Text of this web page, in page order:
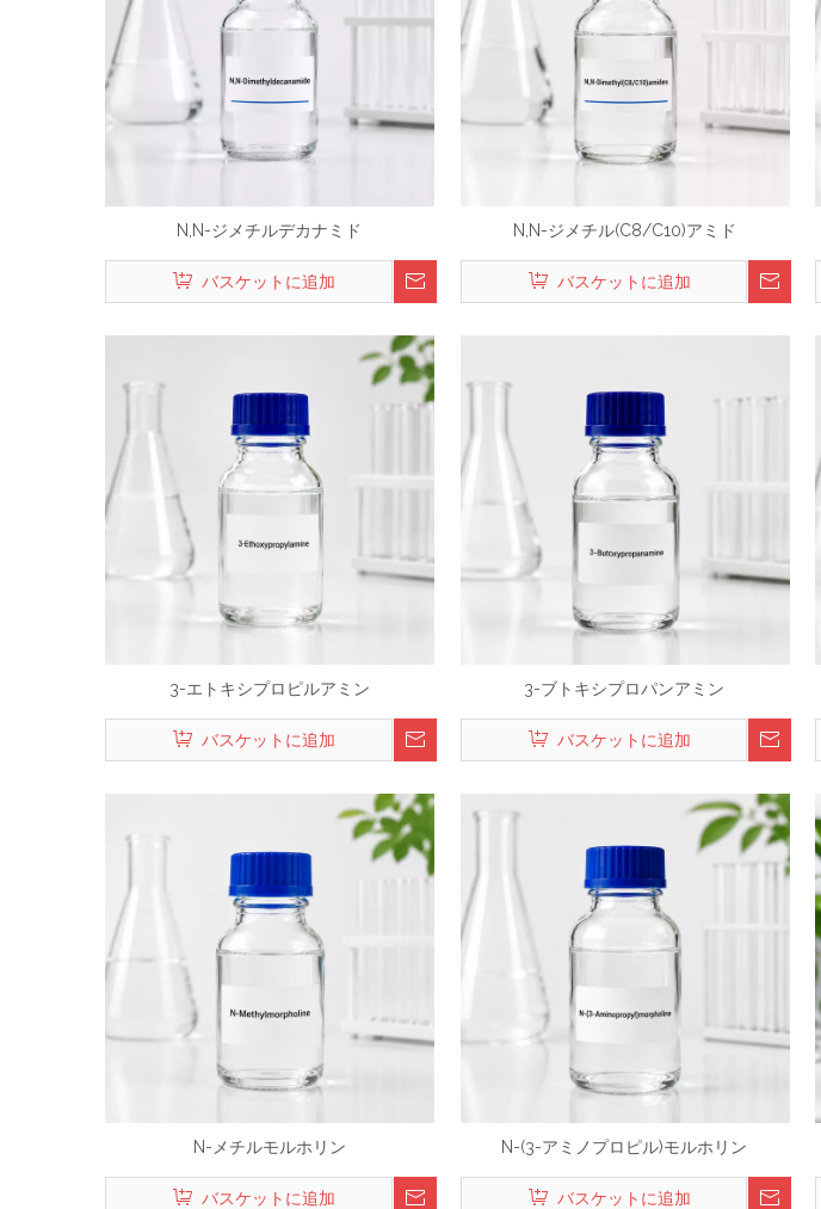
N,N-ジメチルデカナミド
バスケットに追加
N,N-ジメチル(C8/C10)アミド
バスケットに追加
3-エトキシプロピルアミン
バスケットに追加
3-ブトキシプロパンアミン
バスケットに追加
N-メチルモルホリン
バスケットに追加
N-(3-アミノプロピル)モルホリン
バスケットに追加